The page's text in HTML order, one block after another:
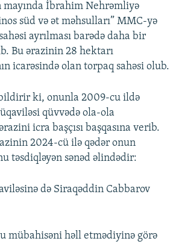
mayında İbrahim Nehrəmliyə
süd və ət məhsulları” MMC-yə
ayrılması barədə daha bir
Bu ərazinin 28 hektarı
icarəsində olan torpaq sahəsi olub.
ki, onunla 2009-cu ildə
qüvvədə ola-ola
icra başçısı başqasına verib.
2024-cü ilə qədər onun
təsdiqləyən sənəd əlindədir:
də Siraqəddin Cabbarov
mübahisəni həll etmədiyinə görə